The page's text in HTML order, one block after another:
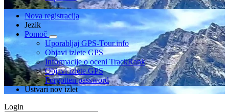
Nova registracija
Jezik
Pomoč
Uporabljaj GPS-Tour.info
Objavi izlete GPS
Informacije o oceni TrackRank
Objavi izlete GPS
Forgotten password
Ustvari nov izlet
Login